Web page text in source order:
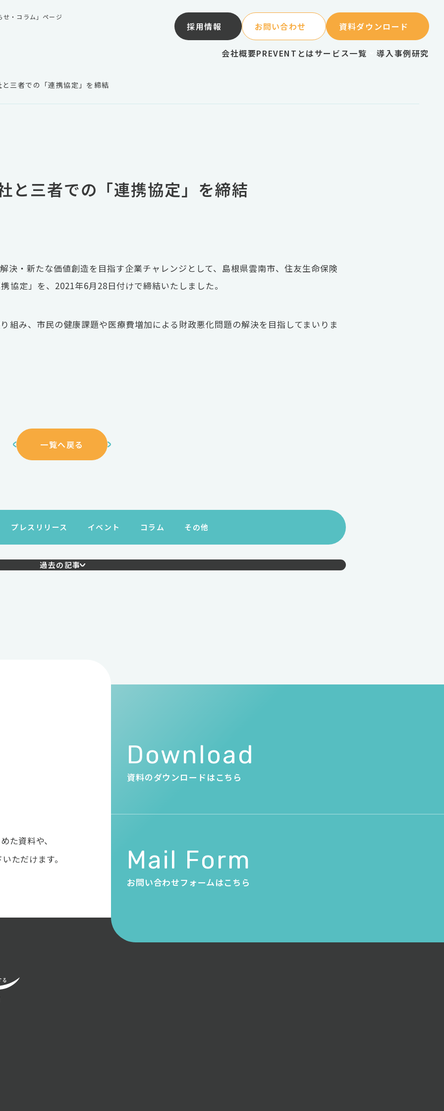
せ・コラム」ページ
採用情報 お問い合わせ 資料ダウンロード
会社概要PREVENTとはサービス一覧 導入事例研究
三者での「連携協定」を締結
と三者での「連携協定」を締結
決・新たな価値創造を目指す企業チャレンジとして、島根県雲南市、住友生命保険
協定」を、2021年6月28日付けで締結いたしました。
組み、市民の健康課題や医療費増加による財政悪化問題の解決を目指してまいりま
一覧へ戻る
プレスリリース イベント コラム その他
過去の記事
た資料や、
ただけます。
Download
資料のダウンロードはこちら
Mail Form
お問い合わせフォームはこちら